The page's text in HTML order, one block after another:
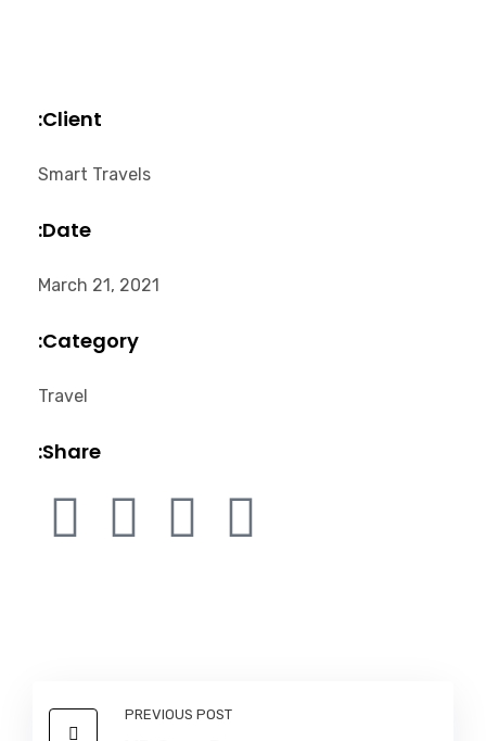
Client:
Smart Travels
Date:
March 21, 2021
Category:
Travel
Share:
PREVIOUS POST